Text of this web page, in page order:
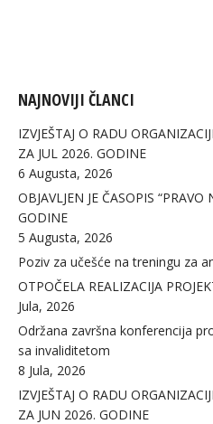
NAJNOVIJI ČLANCI
IZVJEŠTAJ O RADU
ZA JUL 2026. GODINE
6 Augusta, 2026
OBJAVLJEN JE ČASOPIS “PRAVO
GODINE
5 Augusta, 2026
Poziv za učešće na treningu za
OTPOČELA REALIZACIJA
Jula, 2026
Održana završna konferencija
sa invaliditetom
8 Jula, 2026
IZVJEŠTAJ O RADU
ZA JUN 2026. GODINE